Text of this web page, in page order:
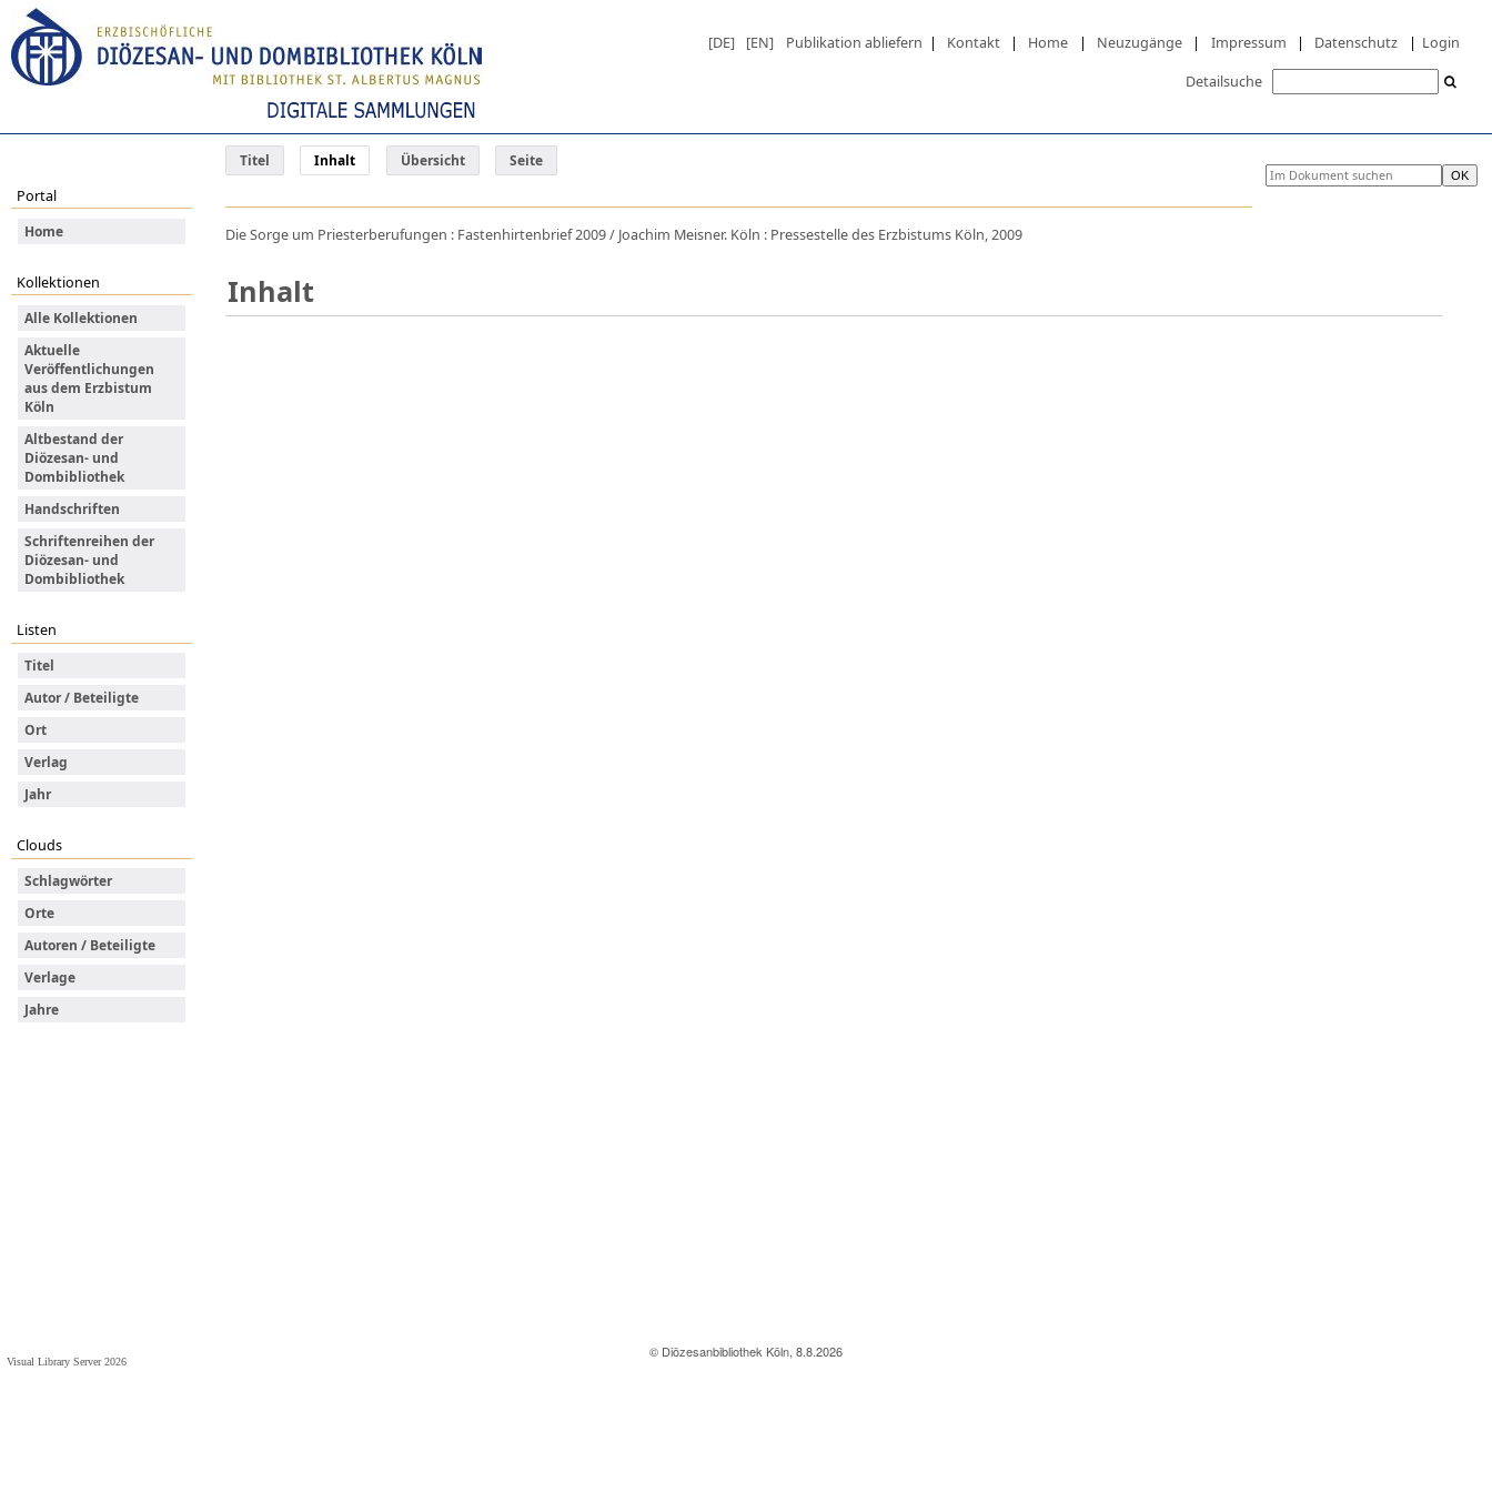
© Diözesanbibliothek Köln, 8.8.2026
Visual Library Server 2026
[DE] [EN] Publikation abliefern | Kontakt | Home | Neuzugänge | Impressum | Datenschutz | Login
Detailsuche
Titel Inhalt Übersicht Seite
Portal
Home
Kollektionen
Alle Kollektionen
Aktuelle
Veröffentlichungen
aus dem Erzbistum
Köln
Altbestand der
Diözesan- und
Dombibliothek
Handschriften
Schriftenreihen der
Diözesan- und
Dombibliothek
Listen
Titel
Autor / Beteiligte
Ort
Verlag
Jahr
Clouds
Schlagwörter
Orte
Autoren / Beteiligte
Verlage
Jahre
Die Sorge um Priesterberufungen : Fastenhirtenbrief 2009 / Joachim Meisner. Köln : Pressestelle des Erzbistums Köln, 2009
Inhalt